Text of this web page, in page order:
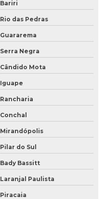
Bariri
Rio das Pedras
Guararema
Serra Negra
Cândido Mota
Iguape
Rancharia
Conchal
Mirandópolis
Pilar do Sul
Bady Bassitt
Laranjal Paulista
Piracaia